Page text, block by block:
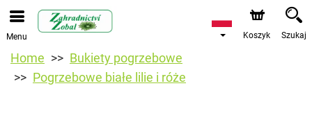
Menu Koszyk Szukaj
Home
Bukiety pogrzebowe
Pogrzebowe białe lilie i róże